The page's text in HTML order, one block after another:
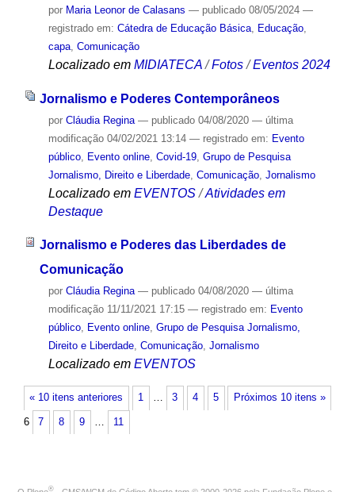
por Maria Leonor de Calasans — publicado08/05/2024 —
registrado em: Cátedra de Educação Básica, Educação,
capa, Comunicação
Localizado em MIDIATECA /Fotos /Eventos 2024
Jornalismo e Poderes Contemporâneos
por Cláudia Regina — publicado04/08/2020 — última
modificação04/02/2021 13:14 — registrado em: Evento
público, Evento online, Covid-19, Grupo de Pesquisa
Jornalismo, Direito e Liberdade, Comunicação, Jornalismo
Localizado em EVENTOS /Atividades em
Destaque
Jornalismo e Poderes das Liberdades de
Comunicação
por Cláudia Regina — publicado04/08/2020 — última
modificação11/11/2021 17:15 — registrado em: Evento
público, Evento online, Grupo de Pesquisa Jornalismo,
Direito e Liberdade, Comunicação, Jornalismo
Localizado em EVENTOS
« 10 itens anteriores Próximos 10 itens »
1 … 3 4 5
6 7 8 9 … 11
®